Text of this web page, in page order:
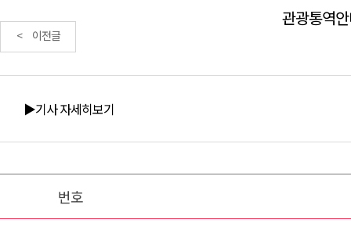
관광통역
< 이전글
▶기사 자세히보기
번호